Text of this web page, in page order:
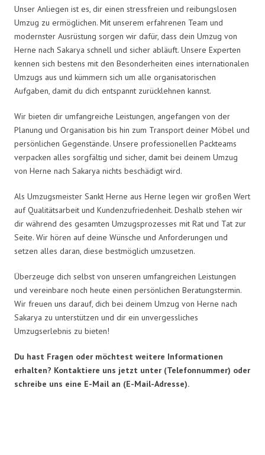
Unser Anliegen ist es, dir einen stressfreien und reibungslosen
Umzug zu ermöglichen. Mit unserem erfahrenen Team und
modernster Ausrüstung sorgen wir dafür, dass dein Umzug von
Herne nach Sakarya schnell und sicher abläuft. Unsere Experten
kennen sich bestens mit den Besonderheiten eines internationalen
Umzugs aus und kümmern sich um alle organisatorischen
Aufgaben, damit du dich entspannt zurücklehnen kannst.
Wir bieten dir umfangreiche Leistungen, angefangen von der
Planung und Organisation bis hin zum Transport deiner Möbel und
persönlichen Gegenstände. Unsere professionellen Packteams
verpacken alles sorgfältig und sicher, damit bei deinem Umzug
von Herne nach Sakarya nichts beschädigt wird.
Als Umzugsmeister Sankt Herne aus Herne legen wir großen Wert
auf Qualitätsarbeit und Kundenzufriedenheit. Deshalb stehen wir
dir während des gesamten Umzugsprozesses mit Rat und Tat zur
Seite. Wir hören auf deine Wünsche und Anforderungen und
setzen alles daran, diese bestmöglich umzusetzen.
Überzeuge dich selbst von unseren umfangreichen Leistungen
und vereinbare noch heute einen persönlichen Beratungstermin.
Wir freuen uns darauf, dich bei deinem Umzug von Herne nach
Sakarya zu unterstützen und dir ein unvergessliches
Umzugserlebnis zu bieten!
Du hast Fragen oder möchtest weitere Informationen
erhalten? Kontaktiere uns jetzt unter (Telefonnummer) oder
schreibe uns eine E-Mail an (E-Mail-Adresse).